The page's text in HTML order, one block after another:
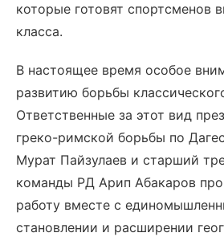
которые готовят спортсменов
класса.
В настоящее время особое
развитию борьбы
Ответственные за этот вид
греко-римской борьбы по
Мурат Пайзулаев и старший
команды РД Арип Абакаров
работу вместе с
становлении и расширении